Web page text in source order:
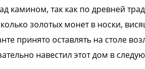
камином, так как по древней
золотых монет в носки,
принято оставлять на столе
навестил этот дом в